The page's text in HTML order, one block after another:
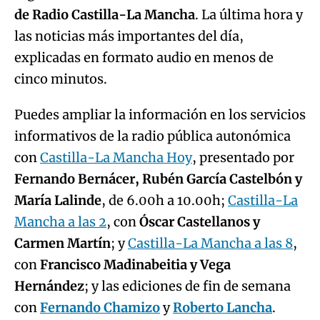
de Radio Castilla-La Mancha. La última hora y
las noticias más importantes del día,
explicadas en formato audio en menos de
cinco minutos.
Puedes ampliar la información en los servicios
informativos de la radio pública autonómica
conCastilla-La Mancha Hoy, presentado por
Fernando Bernácer, Rubén García Castelbón y
María Lalinde, de 6.00h a 10.00h; Castilla-La
Mancha a las 2, conÓscar Castellanos y
Carmen Martín; yCastilla-La Mancha a las 8,
conFrancisco Madinabeitia y Vega
Hernández; y las ediciones de fin de semana
conFernando ChamizoyRoberto Lancha.